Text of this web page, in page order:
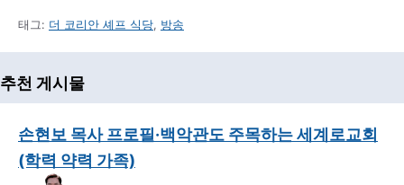
태그: 더 코리안 셰프 식당, 방송
추천 게시물
손현보 목사 프로필·백악관도 주목하는 세계로교회
(학력 약력 가족)